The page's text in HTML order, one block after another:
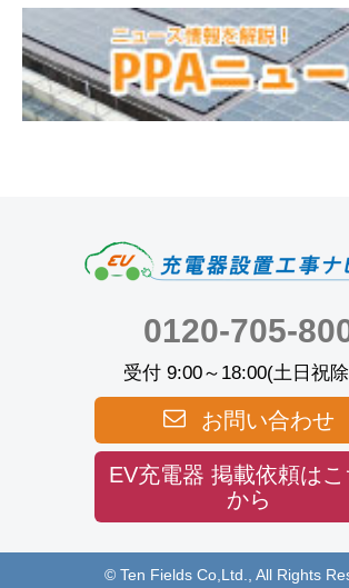
0120-705-
受付 9:00～18:00(土日祝
お問い合わせ
EV充電器 掲載依頼はこ
から
© Ten Fields Co,Ltd., All Rights